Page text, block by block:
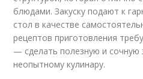
блюдами. Закуску подают к
стол в качестве
рецептов приготовления
— сделать полезную и сочную
неопытному кулинару.